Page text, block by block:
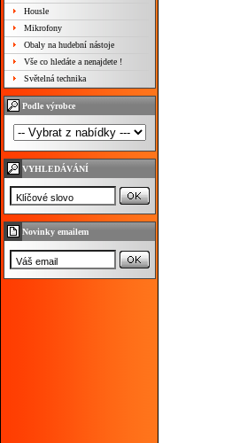
Housle
Mikrofony
Obaly na hudební nástoje
Vše co hledáte a nenajdete !
Světelná technika
Podle výrobce
VYHLEDÁVÁNÍ
Novinky emailem